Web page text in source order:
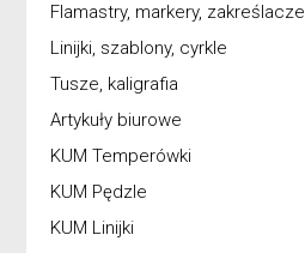
Flamastry, markery, zakreślacze
Linijki, szablony, cyrkle
Tusze, kaligrafia
Artykuły biurowe
KUM Temperówki
KUM Pędzle
KUM Linijki